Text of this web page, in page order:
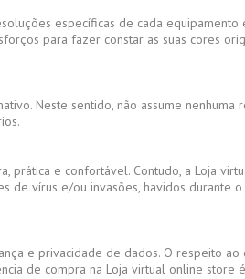
específicas de cada equipamento
para fazer constar as suas cores
Neste sentido, não assume
prática e confortável. Contudo, a Loja
de vírus e/ou invasões, havidos durante
e privacidade de dados. O respeito
de compra na Loja virtual online store